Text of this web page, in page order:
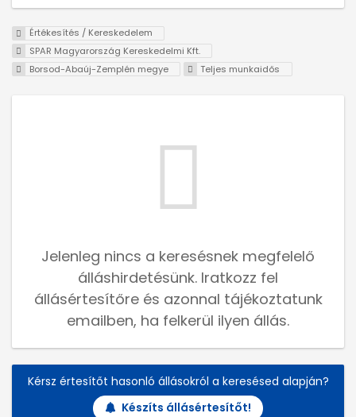
Értékesítés / Kereskedelem
SPAR Magyarország Kereskedelmi Kft.
Borsod-Abaúj-Zemplén megye
Teljes munkaidős
Jelenleg nincs a keresésnek megfelelő
álláshirdetésünk. Iratkozz fel
állásértesítőre és azonnal tájékoztatunk
emailben, ha felkerül ilyen állás.
Kérsz értesítőt hasonló állásokról a keresésed alapján?
Készíts állásértesítőt!